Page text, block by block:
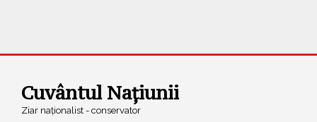
Cuvântul Națiunii
Ziar naționalist - conservator